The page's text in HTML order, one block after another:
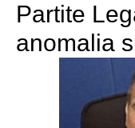
Partite
anomalia